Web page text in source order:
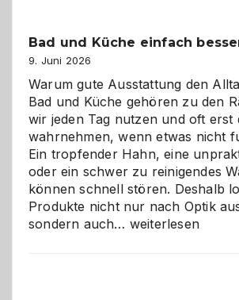
Bad und Küche einfach
9. Juni 2026
Warum gute Ausstattung den
Bad und Küche gehören zu den
wir jeden Tag nutzen und oft erst
wahrnehmen, wenn etwas nicht
Ein tropfender Hahn, eine
oder ein schwer zu reinigendes
können schnell stören. Deshalb
Produkte nicht nur nach Optik
sondern auch… Bad
weiterlesen